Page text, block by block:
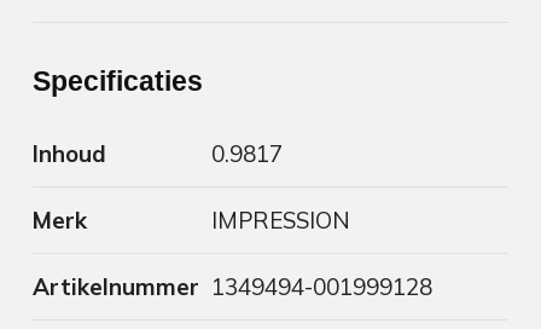
Specificaties
Inhoud 0.9817
Merk IMPRESSION
Artikelnummer 1349494-001999128